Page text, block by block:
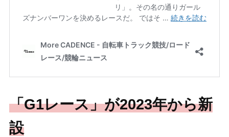
「G1レース」が2023年から新
設